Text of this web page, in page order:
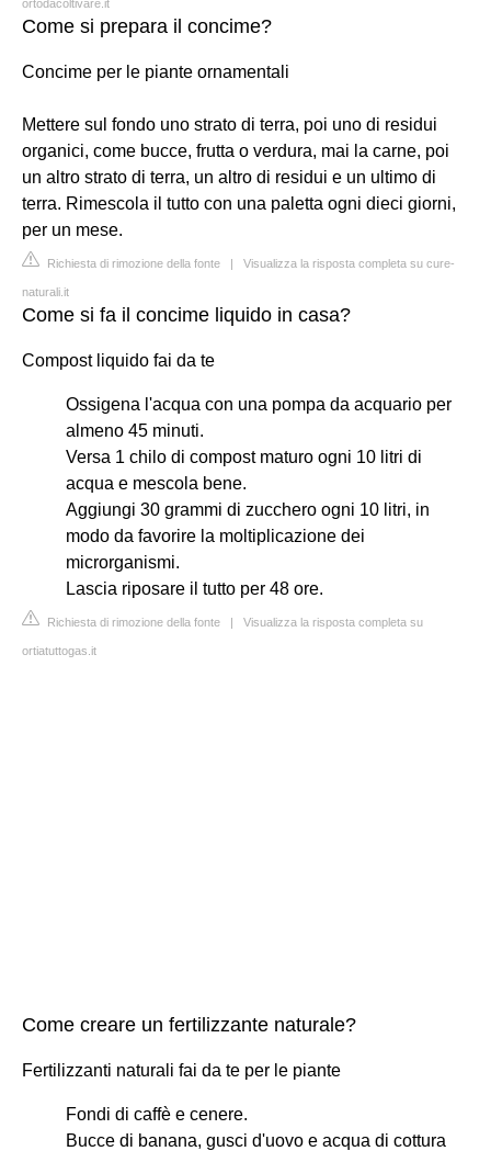
ortodacoltivare.it
Come si prepara il concime?
Concime per le piante ornamentali
Mettere sul fondo uno strato di terra, poi uno di residui
organici, come bucce, frutta o verdura, mai la carne, poi
un altro strato di terra, un altro di residui e un ultimo di
terra. Rimescola il tutto con una paletta ogni dieci giorni,
per un mese.
Richiesta di rimozione della fonte | Visualizza la risposta completa su cure-
naturali.it
Come si fa il concime liquido in casa?
Compost liquido fai da te
Ossigena l'acqua con una pompa da acquario per
almeno 45 minuti.
Versa 1 chilo di compost maturo ogni 10 litri di
acqua e mescola bene.
Aggiungi 30 grammi di zucchero ogni 10 litri, in
modo da favorire la moltiplicazione dei
microrganismi.
Lascia riposare il tutto per 48 ore.
Richiesta di rimozione della fonte | Visualizza la risposta completa su
ortiatuttogas.it
Come creare un fertilizzante naturale?
Fertilizzanti naturali fai da te per le piante
Fondi di caffè e cenere.
Bucce di banana, gusci d'uovo e acqua di cottura